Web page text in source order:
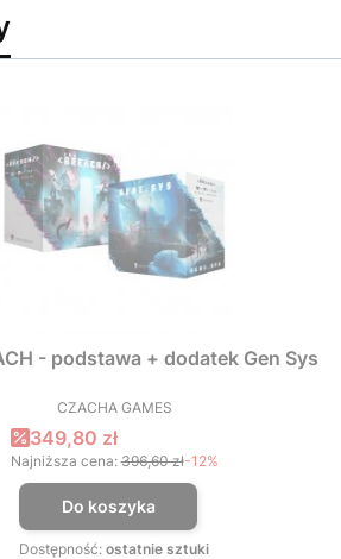
- podstawa + dodatek Gen Sys
PRODUCENT
CZACHA GAMES
Cena promocyjna
349,80 zł
Najniższa cena: 396,60 zł-12%
Do koszyka
Dostępność: ostatnie sztuki